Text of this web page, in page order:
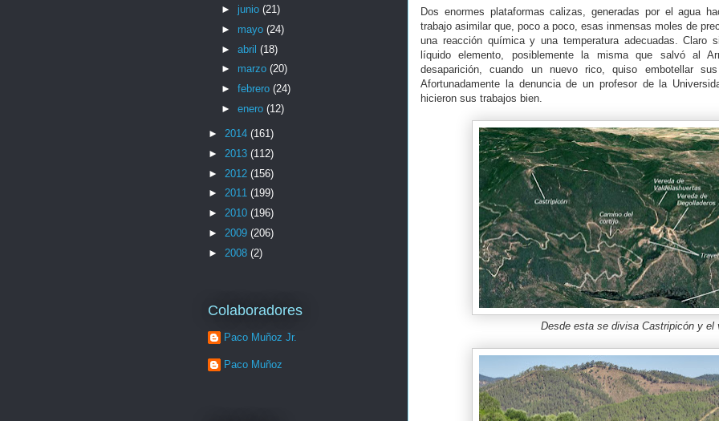
Dos enormes plataformas calizas, generadas por el agua
trabajo asimilar que, poco a poco, esas inmensas moles de
una reacción química y una temperatura adecuadas. Claro
líquido elemento, posiblemente la misma que salvó al
desaparición, cuando un nuevo rico, quiso embotellar
Afortunadamente la denuncia de un profesor de la
hicieron sus trabajos bien.
Desde esta se divisa Castripicón y el
► junio (21)
► mayo (24)
► abril (18)
► marzo (20)
► febrero (24)
► enero (12)
► 2014 (161)
► 2013 (112)
► 2012 (156)
► 2011 (199)
► 2010 (196)
► 2009 (206)
► 2008 (2)
Colaboradores
Paco Muñoz Jr.
Paco Muñoz